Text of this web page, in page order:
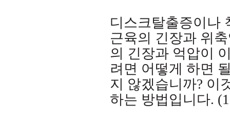
디스크탈출증이나
근육의 긴장과 위
의 긴장과 억압이
려면 어떻게 하면
지 않겠습니까? 이
하는 방법입니다.